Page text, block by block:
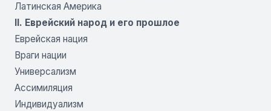
Латинская Америка
II. Еврейский народ и его прошлое
Еврейская нация
Враги нации
Универсализм
Ассимиляция
Индивидуализм